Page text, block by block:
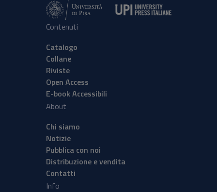
Contenuti
Catalogo
Collane
Riviste
Open Access
E-book Accessibili
About
Chi siamo
Notizie
Pubblica con noi
Distribuzione e vendita
Contatti
Info